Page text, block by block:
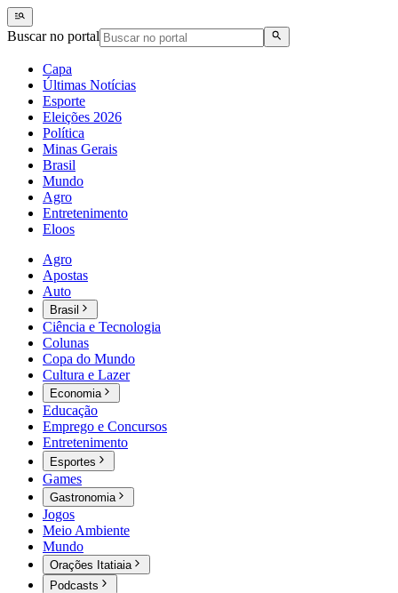
Buscar no portal
Capa
Últimas Notícias
Esporte
Eleições 2026
Política
Minas Gerais
Brasil
Mundo
Agro
Entretenimento
Eloos
Agro
Apostas
Auto
Brasil
Ciência e Tecnologia
Colunas
Copa do Mundo
Cultura e Lazer
Economia
Educação
Emprego e Concursos
Entretenimento
Esportes
Games
Gastronomia
Jogos
Meio Ambiente
Mundo
Orações Itatiaia
Podcasts